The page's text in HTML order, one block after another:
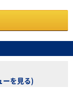
ーを見る)